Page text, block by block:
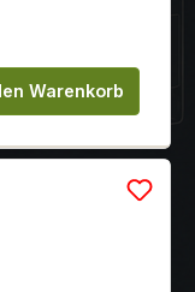
Warenkorb